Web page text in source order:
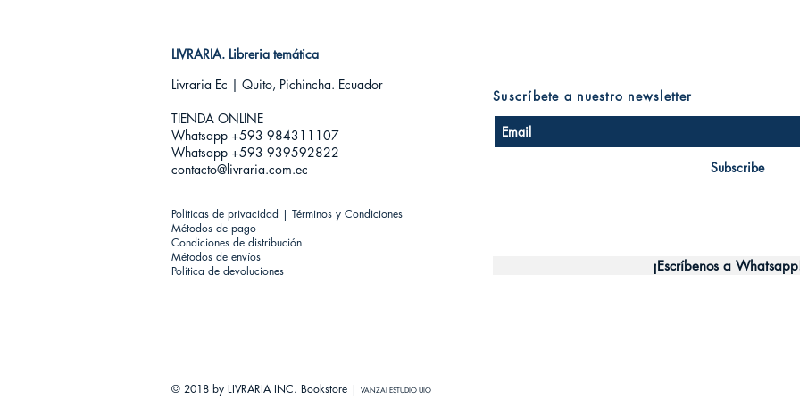
LIVRARIA. Libreria temática
Livraria Ec | Quito, Pichincha. Ecuador
TIENDA ONLINE​
Whatsapp +593 984311107
Whatsapp +593 939592822
contacto@livraria.com.ec
Políticas de privacidad | Términos y Condiciones
Métodos de pago
Condiciones de distribución
Métodos de envíos
Política de devoluciones
Subscribe
Suscríbete a nuestro newsletter
¡Escríbenos a
© 2018 by LIVRARIA INC. Bookstore | VANZAI ESTUDIO UIO